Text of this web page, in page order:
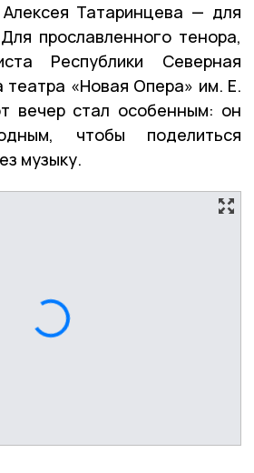
Татаринцева — для
прославленного тенора,
Республики Северная
театра «Новая Опера» им. Е.
вечер стал особенным: он
чтобы поделиться
музыку.